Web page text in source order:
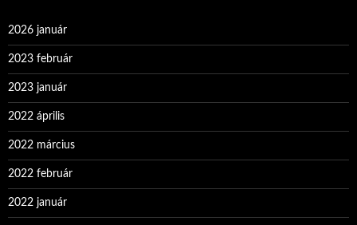
2026 január
2023 február
2023 január
2022 április
2022 március
2022 február
2022 január